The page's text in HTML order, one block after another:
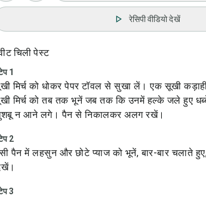
रेसिपी वीडियो देखें
चिली पेस्ट
1
मिर्च को धोकर पेपर टॉवल से सुखा लें। एक सूखी
मिर्च को तब तक भूनें जब तक कि उनमें हल्के जले हुए
न आने लगे। पैन से निकालकर अलग रखें।
2
पैन में लहसुन और छोटे प्याज को भूनें, बार-बार चलाते
3